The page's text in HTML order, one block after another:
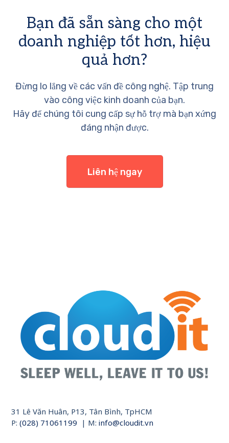
Bạn đã sẵn sàng cho một
doanh nghiệp tốt hơn, hiệu
quả hơn?
Đừng lo lắng về các vấn đề công nghệ. Tập trung
vào công việc kinh doanh của bạn.
Hãy để chúng tôi cung cấp sự hỗ trợ mà bạn xứng
đáng nhận được.
Liên hệ ngay
31 Lê Văn Huân, P13, Tân Bình, TpHCM
P:(028) 71061199 | M:info@cloudit.vn